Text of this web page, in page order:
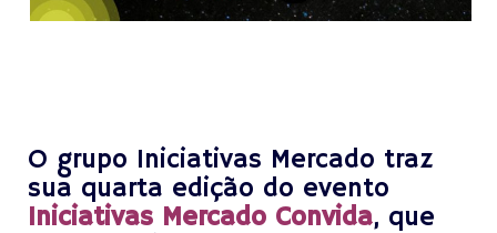
O grupo Iniciativas Mercado traz
sua quarta edição do evento
Iniciativas Mercado Convida, que